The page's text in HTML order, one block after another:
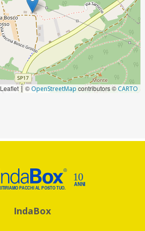
Leaflet|© OpenStreetMap contributors © CARTO
IndaBox